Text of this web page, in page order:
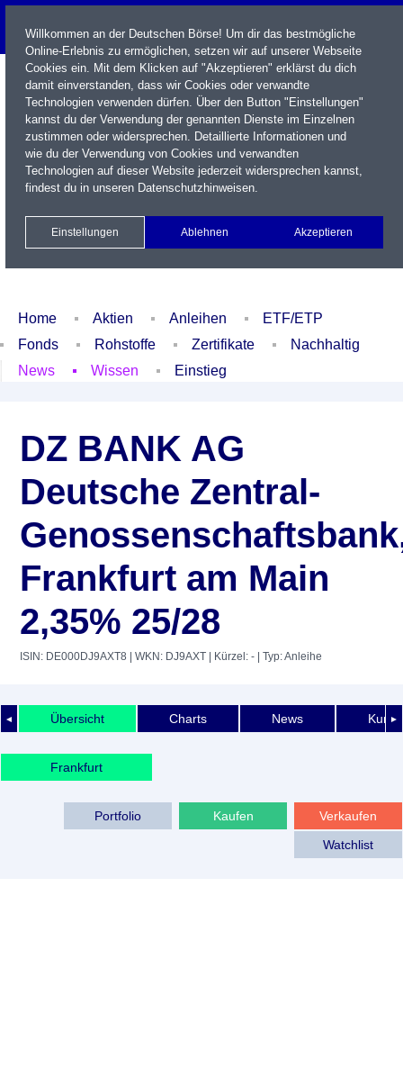
Name / WKN / ISIN / Kürzel
Newsletter Kontakt
Xetra Realtime
Watchlist Portfolio Login
Home Aktien Anleihen
ETF/ETP
Fonds
Rohstoffe Zertifikate
Nachhaltig
News
Wissen Einstieg
DZ BANK AG
Deutsche Zentral-
Frankfurt am Main
2,35% 25/28
ISIN: DE000DJ9AXT8 | WKN: DJ9AXT | Kürzel: - | Typ: Anleihe
◄ ►
Übersicht Charts News
Frankfurt
Verkaufen
Kaufen
Portfolio
Watchlist
Willkommen an der Deutschen Börse! Um dir das bestmögliche
Online-Erlebnis zu ermöglichen, setzen wir auf unserer Webseite
Cookies ein. Mit dem Klicken auf "Akzeptieren" erklärst du dich
damit einverstanden, dass wir Cookies oder verwandte
Technologien verwenden dürfen. Über den Button "Einstellungen"
kannst du der Verwendung der genannten Dienste im Einzelnen
zustimmen oder widersprechen. Detaillierte Informationen und
wie du der Verwendung von Cookies und verwandten
Technologien auf dieser Website jederzeit widersprechen kannst,
findest du in unseren Datenschutzhinweisen.
Einstellungen Ablehnen Akzeptieren